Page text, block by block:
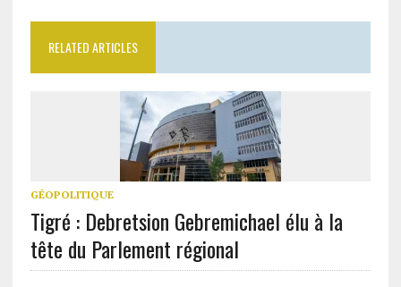
RELATED ARTICLES
GÉOPOLITIQUE
Tigré : Debretsion Gebremichael élu à la
tête du Parlement régional